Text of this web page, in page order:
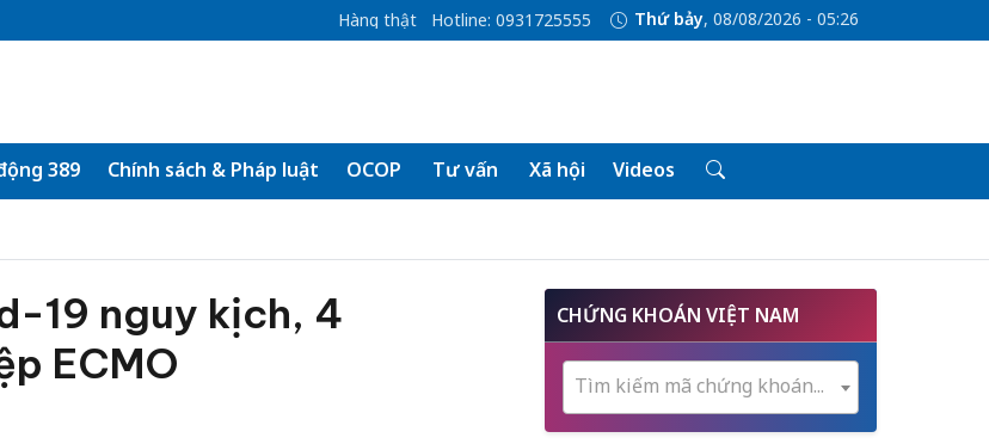
Hàng thật Hotline: 0931725555 Thứ bảy, 08/08/2026 - 05:26
389 Chính sách & Pháp luật OCOP Tư vấn Xã hội Videos
19 nguy kịch, 4
ECMO
CHỨNG KHOÁN VIỆT NAM
Tìm kiếm mã chứng khoán...